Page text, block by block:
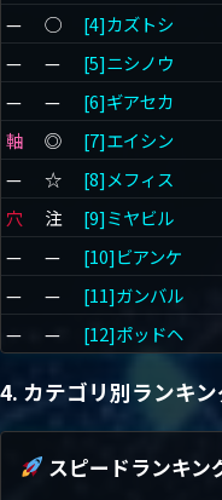
—
◯ [4]カズトシ
—
— [5]ニシノウ
—
— [6]ギアセカ
軸
◎ [7]エイシン
—
☆ [8]メフィス
穴
注 [9]ミヤビル
—
— [10]ビアンケ
—
— [11]ガンバル
—
— [12]ポッドヘ
4. カテゴリ別ランキン
スピードランキン